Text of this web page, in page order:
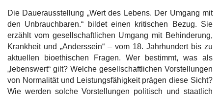
Die Dauerausstellung „Wert des Lebens. Der Umgang mit
den Unbrauchbaren.“ bildet einen kritischen Bezug. Sie
erzählt vom gesellschaftlichen Umgang mit Behinderung,
Krankheit und „Anderssein“ – vom 18. Jahrhundert bis zu
aktuellen bioethischen Fragen. Wer bestimmt, was als
„lebenswert“ gilt? Welche gesellschaftlichen Vorstellungen
von Normalität und Leistungsfähigkeit prägen diese Sicht?
Wie werden solche Vorstellungen politisch und staatlich